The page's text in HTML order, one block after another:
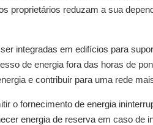
proprietários reduzam a sua
integradas em edifícios para
de energia fora das horas de
e contribuir para uma rede
o fornecimento de energia
energia de reserva em caso de